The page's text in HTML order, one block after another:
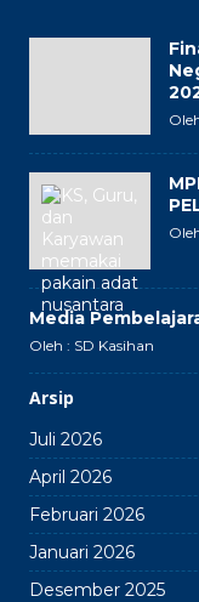
Media
Oleh : SD Kasihan
Arsip
Juli 2026
April 2026
Februari 2026
Januari 2026
Desember 2025